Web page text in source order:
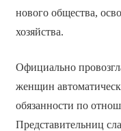
нового общества,
хозяйства.
Официально
женщин
обязанности по
Представительниц